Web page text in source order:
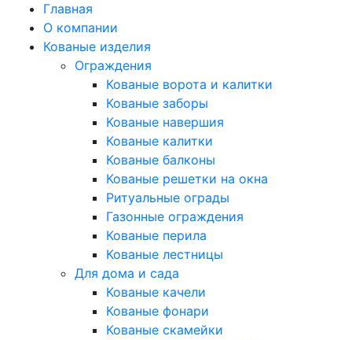
Главная
О компании
Кованые изделия
Ограждения
Кованые ворота и калитки
Кованые заборы
Кованые навершия
Кованые калитки
Кованые балконы
Кованые решетки на окна
Ритуальные ограды
Газонные ограждения
Кованые перила
Кованые лестницы
Для дома и сада
Кованые качели
Кованые фонари
Кованые скамейки